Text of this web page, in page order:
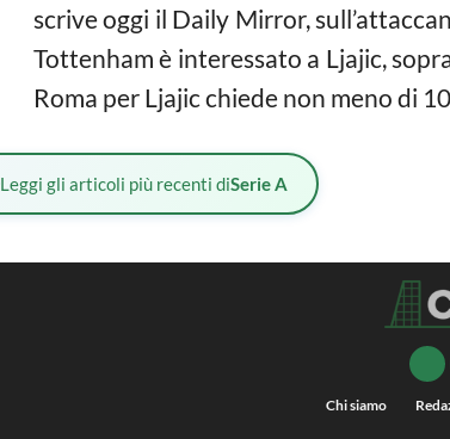
scrive oggi il Daily Mirror,
Tottenham è interessato a Ljajic,
Roma per Ljajic chiede non meno di
Leggi gli articoli più recenti diSerie A
Chi siamo